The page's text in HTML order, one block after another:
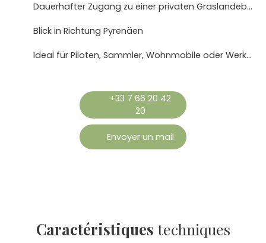
Dauerhafter Zugang zu einer privaten Graslandebahn
Blick in Richtung Pyrenäen
Ideal für Piloten, Sammler, Wohnmobile oder Werkstattnutzung
+33 7 66 20 42
20
Envoyer un mail
Caractéristiques techniques